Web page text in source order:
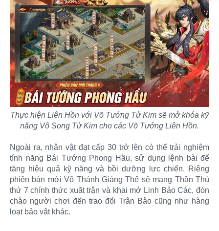
Thực hiện Liên Hồn với Võ Tướng Tử Kim sẽ mở khóa kỹ
năng Vô Song Tử Kim cho các Võ Tướng Liên Hồn.
Ngoài ra, nhân vật đạt cấp 30 trở lên có thể trải nghiệm
tính năng Bái Tướng Phong Hầu, sử dụng lệnh bài để
tăng hiệu quả kỹ năng và bồi dưỡng lực chiến. Riêng
phiên bản mới Võ Thánh Giáng Thế sẽ mang Thần Thú
thứ 7 chính thức xuất trận và khai mở Linh Bảo Các, đón
chào người chơi đến trao đổi Trân Bảo cũng như hàng
loạt bảo vật khác.​